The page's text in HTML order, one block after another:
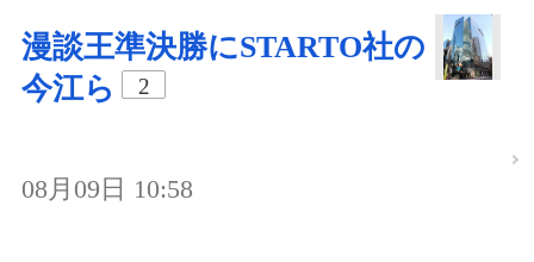
漫談王準決勝にSTARTO社の
今江ら
2
08月09日 10:58